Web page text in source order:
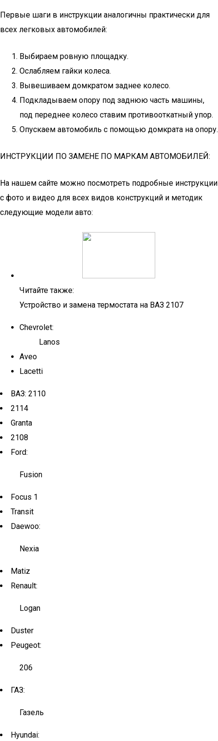
Первые шаги в инструкции аналогичны практически для
всех легковых автомобилей:
Выбираем ровную площадку.
Ослабляем гайки колеса.
Вывешиваем домкратом заднее колесо.
Подкладываем опору под заднюю часть машины,
под переднее колесо ставим противооткатный упор.
Опускаем автомобиль с помощью домкрата на опору.
ИНСТРУКЦИИ ПО ЗАМЕНЕ ПО МАРКАМ АВТОМОБИЛЕЙ:
На нашем сайте можно посмотреть подробные инструкции
с фото и видео для всех видов конструкций и методик
следующие модели авто:
Читайте также:
Устройство и замена термостата на ВАЗ 2107
Chevrolet:
Lanos
Aveo
Lacetti
ВАЗ: 2110
2114
Granta
2108
Ford:
Fusion
Focus 1
Transit
Daewoo:
Nexia
Matiz
Renault:
Logan
Duster
Peugeot:
206
ГАЗ:
Газель
Hyundai: